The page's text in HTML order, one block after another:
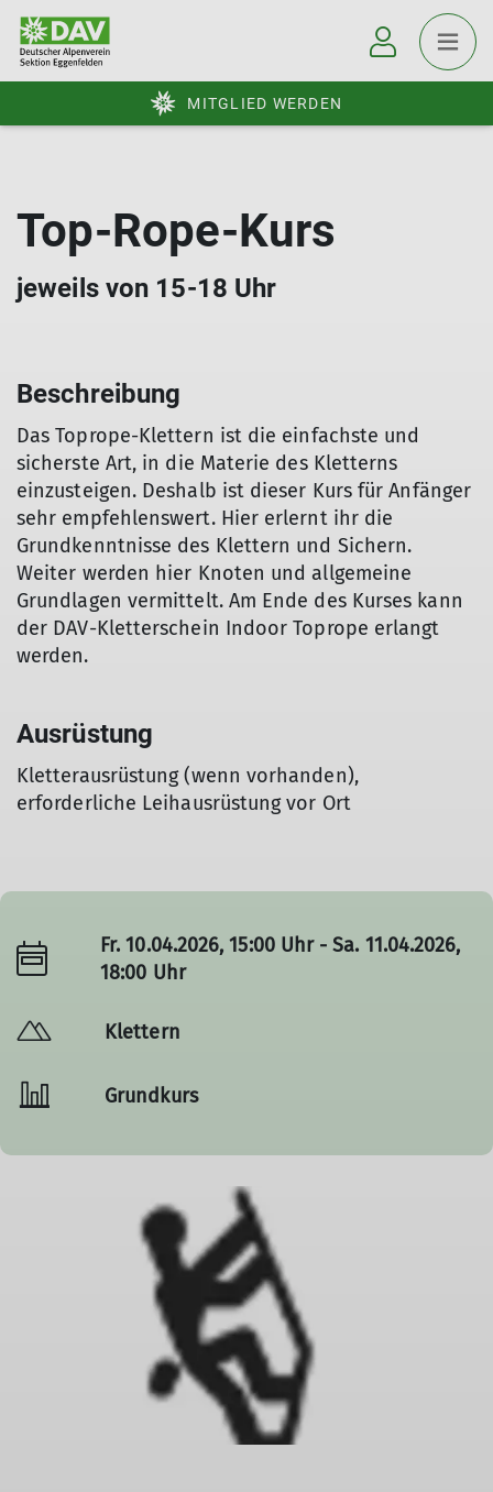
MITGLIED WERDEN
Top-Rope-Kurs
jeweils von 15-18 Uhr
Beschreibung
Das Toprope-Klettern ist die einfachste und
sicherste Art, in die Materie des Kletterns
einzusteigen. Deshalb ist dieser Kurs für Anfänger
sehr empfehlenswert. Hier erlernt ihr die
Grundkenntnisse des Klettern und Sichern.
Weiter werden hier Knoten und allgemeine
Grundlagen vermittelt. Am Ende des Kurses kann
der DAV-Kletterschein Indoor Toprope erlangt
werden.
Ausrüstung
Kletterausrüstung (wenn vorhanden),
erforderliche Leihausrüstung vor Ort
Fr. 10.04.2026, 15:00 Uhr - Sa. 11.04.2026,
18:00 Uhr
Klettern
Grundkurs